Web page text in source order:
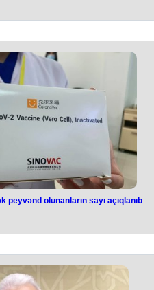
olunanların sayı açıqlanıb